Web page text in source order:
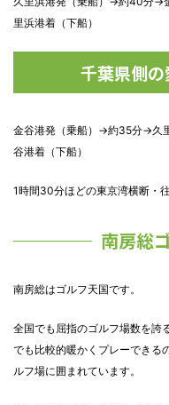
里浜港着（下船）
千葉県側の
金谷港発（乗船）→約35分→久
谷港着（下船）
1時間30分ほどの東京湾横断・
南房総
南房総はゴルフ天国です。
全国でも屈指のゴルフ場数を誇
でも比較的暖かくプレーできる
ルフ場に囲まれています。